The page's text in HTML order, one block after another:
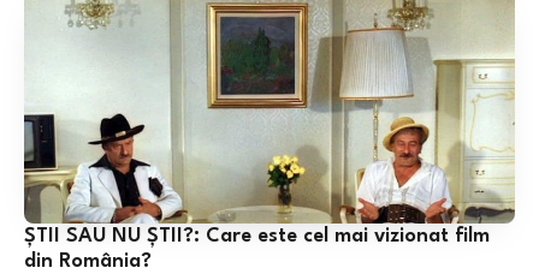
ȘTII SAU NU ȘTII?: Care este cel mai vizionat film
din România?